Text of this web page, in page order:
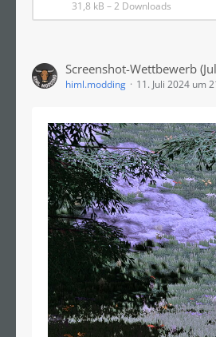
31,8 kB – 2 Downloads
Screenshot-Wettbewerb
himl.modding 11. Juli 2024 um